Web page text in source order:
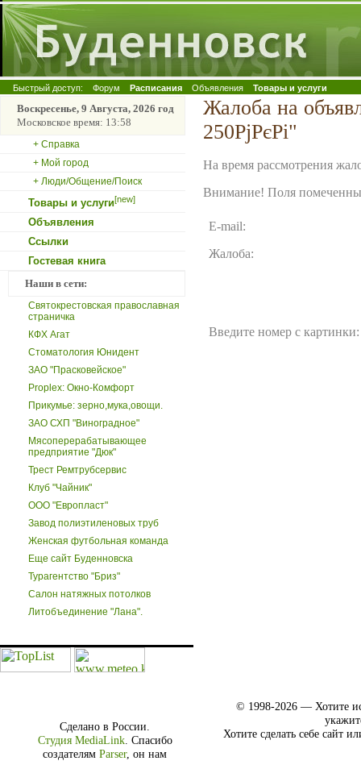
Быстрый доступ: Форум Расписания Объявления Товары и услуги
Воскресенье, 9 Августа, 2026 год
Московское время: 13:58
+ Справка
+ Мой город
+ Люди/Общение/Поиск
Товары и услуги[new]
Объявления
Ссылки
Гостевая книга
Наши в сети:
Святокрестовская православная
страничка
КФХ Агат
Стоматология Юнидент
ЗАО "Прасковейское"
Proplex: Окно-Комфорт
Прикумье: зерно,мука,овощи.
ЗАО СХП "Виноградное"
Мясоперерабатывающее
предприятие "Дюк"
Трест Ремтрубсервис
Клуб "Чайник"
ООО "Европласт"
Завод полиэтиленовых труб
Женская футбольная команда
Еще сайт Буденновска
Турагентство "Бриз"
Салон натяжных потолков
Литобъединение "Лана".
Жалоба на
250РјРєРі"
На время рассмотрения
Внимание! Поля
E-mail:
Жалоба:
Введите номер с картинки:
Сделано в России.
Студия MediaLink. Спасибо
создателям Parser, он нам
© 1998-2026 — Хотите
Хотите сделать себе сайт